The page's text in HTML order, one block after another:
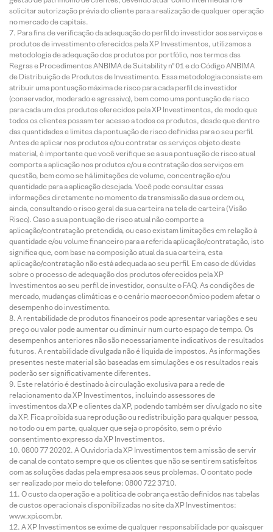
solicitar autorização prévia do cliente para a realização de qualquer operação
no mercado de capitais.
Para fins de verificação da adequação do perfil do investidor aos serviços e
produtos de investimento oferecidos pela XP Investimentos, utilizamos a
metodologia de adequação dos produtos por portfólio, nos termos das
Regras e Procedimentos ANBIMA de Suitability nº 01 e do Código ANBIMA
de Distribuição de Produtos de Investimento. Essa metodologia consiste em
atribuir uma pontuação máxima de risco para cada perfil de investidor
(conservador, moderado e agressivo), bem como uma pontuação de risco
para cada um dos produtos oferecidos pela XP Investimentos, de modo que
todos os clientes possam ter acesso a todos os produtos, desde que dentro
das quantidades e limites da pontuação de risco definidas para o seu perfil.
Antes de aplicar nos produtos e/ou contratar os serviços objeto deste
material, é importante que você verifique se a sua pontuação de risco atual
comporta a aplicação nos produtos e/ou a contratação dos serviços em
questão, bem como se há limitações de volume, concentração e/ou
quantidade para a aplicação desejada. Você pode consultar essas
informações diretamente no momento da transmissão da sua ordem ou,
ainda, consultando o risco geral da sua carteira na tela de carteira (Visão
Risco). Caso a sua pontuação de risco atual não comporte a
aplicação/contratação pretendida, ou caso existam limitações em relação à
quantidade e/ou volume financeiro para a referida aplicação/contratação, isto
significa que, com base na composição atual da sua carteira, esta
aplicação/contratação não está adequada ao seu perfil. Em caso de dúvidas
sobre o processo de adequação dos produtos oferecidos pela XP
Investimentos ao seu perfil de investidor, consulte o FAQ. As condições de
mercado, mudanças climáticas e o cenário macroeconômico podem afetar o
desempenho do investimento.
A rentabilidade de produtos financeiros pode apresentar variações e seu
preço ou valor pode aumentar ou diminuir num curto espaço de tempo. Os
desempenhos anteriores não são necessariamente indicativos de resultados
futuros. A rentabilidade divulgada não é líquida de impostos. As informações
presentes neste material são baseadas em simulações e os resultados reais
poderão ser significativamente diferentes.
Este relatório é destinado à circulação exclusiva para a rede de
relacionamento da XP Investimentos, incluindo assessores de
investimentos da XP e clientes da XP, podendo também ser divulgado no site
da XP. Fica proibida sua reprodução ou redistribuição para qualquer pessoa,
no todo ou em parte, qualquer que seja o propósito, sem o prévio
consentimento expresso da XP Investimentos.
0800 77 20202. A Ouvidoria da XP Investimentos tem a missão de servir
de canal de contato sempre que os clientes que não se sentirem satisfeitos
com as soluções dadas pela empresa aos seus problemas. O contato pode
ser realizado por meio do telefone: 0800 722 3710.
O custo da operação e a política de cobrança estão definidos nas tabelas
de custos operacionais disponibilizadas no site da XP Investimentos:
www.xpi.com.br.
A XP Investimentos se exime de qualquer responsabilidade por quaisquer